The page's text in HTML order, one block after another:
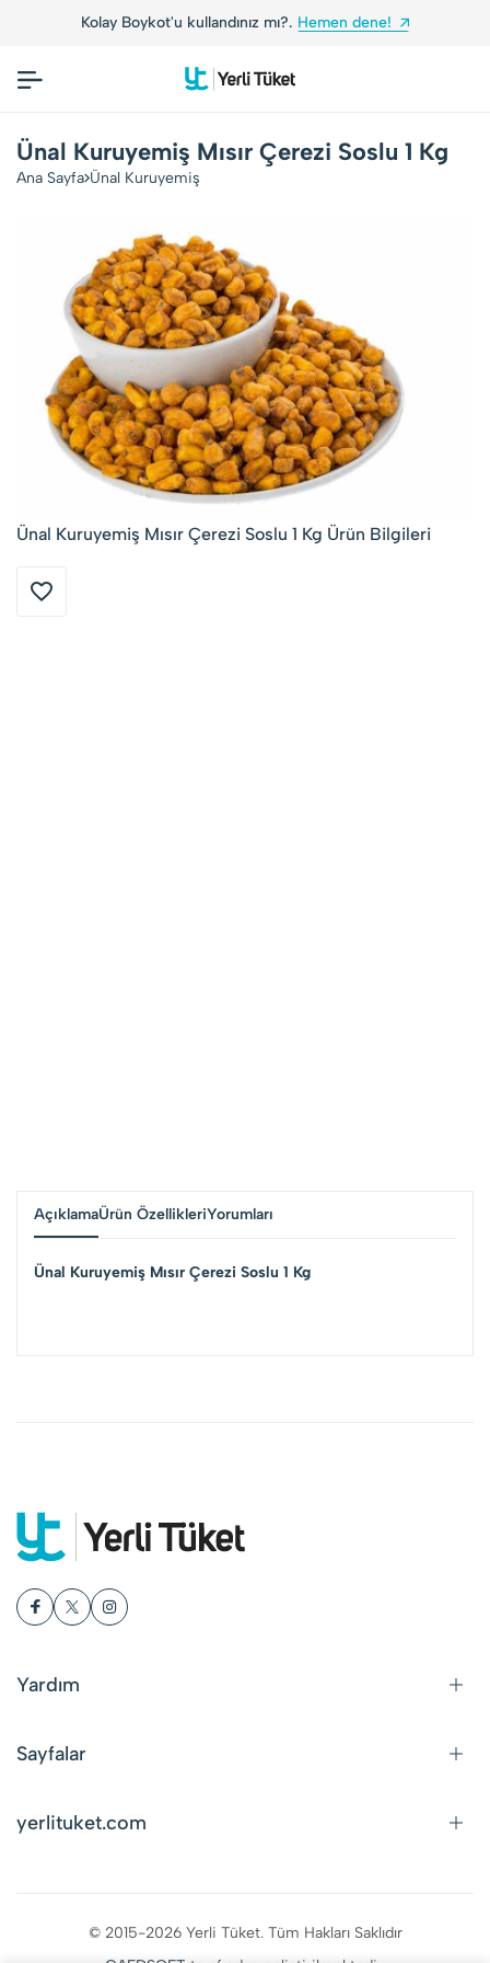
Kolay Boykot'u kullandınız mı?. Hemen dene!
Ünal Kuruyemiş Mısır Çerezi Soslu 1 Kg
Ana Sayfa Ünal Kuruyemiş
Ünal Kuruyemiş Mısır Çerezi Soslu 1 Kg Ürün Bilgileri
AçıklamaÜrün ÖzellikleriYorumları
Ünal Kuruyemiş Mısır Çerezi Soslu 1 Kg
Yardım
Sayfalar
yerlituket.com
© 2015-2026 Yerli Tüket. Tüm Hakları Saklıdır